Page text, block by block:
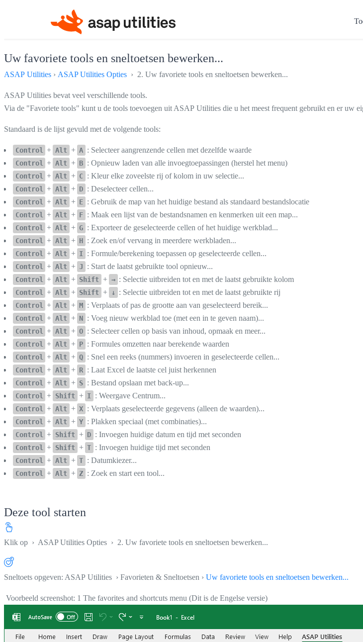
Uw favoriete tools en sneltoetsen bewerken...
ASAP Utilities › ASAP Utilities Opties › 2. Uw favoriete tools en sneltoetsen bewerken...
ASAP Utilities bevat veel verschillende tools.
Via de "Favoriete tools" kunt u de tools toevoegen uit ASAP Utilities die u het meest frequent gebruikt en er uw
Standaard is de lijst gevuld met de volgende tools:
Control + Alt + A : Selecteer aangrenzende cellen met dezelfde waarde
Control + Alt + B : Opnieuw laden van alle invoegtoepassingen (herstel het menu)
Control + Alt + C : Kleur elke zoveelste rij of kolom in uw selectie...
Control + Alt + D : Deselecteer cellen...
Control + Alt + E : Gebruik de map van het huidige bestand als standaard bestandslocatie
Control + Alt + F : Maak een lijst van de bestandsnamen en kenmerken uit een map...
Control + Alt + G : Exporteer de geselecteerde cellen of het huidige werkblad...
Control + Alt + H : Zoek en/of vervang in meerdere werkbladen...
Control + Alt + I : Formule/berekening toepassen op geselecteerde cellen...
Control + Alt + J : Start de laatst gebruikte tool opnieuw...
Control + Alt + Shift + → : Selectie uitbreiden tot en met de laatst gebruikte kolom
Control + Alt + Shift + ↓ : Selectie uitbreiden tot en met de laatst gebruikte rij
Control + Alt + M : Verplaats of pas de grootte aan van geselecteerd bereik...
Control + Alt + N : Voeg nieuw werkblad toe (met een in te geven naam)...
Control + Alt + O : Selecteer cellen op basis van inhoud, opmaak en meer...
Control + Alt + P : Formules omzetten naar berekende waarden
Control + Alt + Q : Snel een reeks (nummers) invoeren in geselecteerde cellen...
Control + Alt + R : Laat Excel de laatste cel juist herkennen
Control + Alt + S : Bestand opslaan met back-up...
Control + Shift + I : Weergave Centrum...
Control + Alt + X : Verplaats geselecteerde gegevens (alleen de waarden)...
Control + Alt + Y : Plakken speciaal (met combinaties)...
Control + Shift + D : Invoegen huidige datum en tijd met seconden
Control + Shift + T : Invoegen huidige tijd met seconden
Control + Alt + T : Datumkiezer...
Control + Alt + Z : Zoek en start een tool...
Deze tool starten
Klik op › ASAP Utilities Opties › 2. Uw favoriete tools en sneltoetsen bewerken...
Sneltoets opgeven: ASAP Utilities › Favorieten & Sneltoetsen › Uw favoriete tools en sneltoetsen bewerken...
Voorbeeld screenshot: 1 The favorites and shortcuts menu (Dit is de Engelse versie)